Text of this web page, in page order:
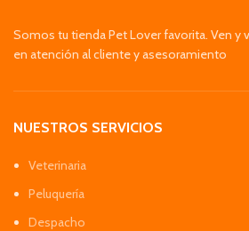
Somos tu tienda Pet Lover favorita. Ven y
en atención al cliente y asesoramiento
NUESTROS SERVICIOS
Veterinaria
Peluquería
Despacho